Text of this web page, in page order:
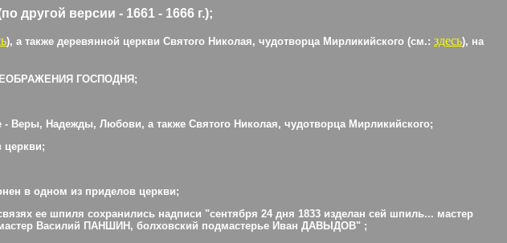
версии - 1661 - 1666 г.);
), а также деревянной церкви Святого Николая, чудотворца Мирликийского (см.: здесь), на
ГОСПОДНЯ;
Надежды, Любови, а также Святого Николая, чудотворца Мирликийского;
церкви;
в одном из приделов церкви;
ее шпиля сохранились надписи "сентября 24 дня 1833 изделан сей шпиль... мастер
Василий ПАНШИН, болховский подмастерье Иван ДАВЫДОВ" ;